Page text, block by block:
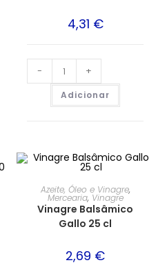
4,31 €
- +
Adicionar
Azeite, Óleo e Vinagre,
Mercearia, Vinagre
Vinagre Balsâmico
Gallo 25 cl
2,69 €